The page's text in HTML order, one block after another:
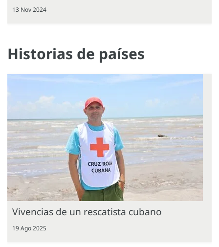
13 Nov 2024
Historias de países
Vivencias de un rescatista cubano
19 Ago 2025